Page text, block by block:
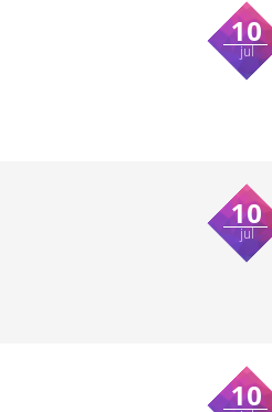
10
jul
10
jul
10